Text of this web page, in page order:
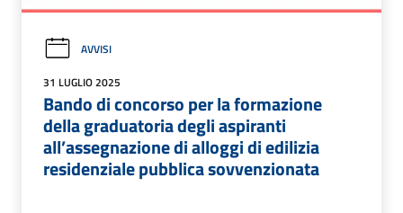
AVVISI
31 LUGLIO 2025
Bando di concorso per la formazione
della graduatoria degli aspiranti
all’assegnazione di alloggi di edilizia
residenziale pubblica sovvenzionata